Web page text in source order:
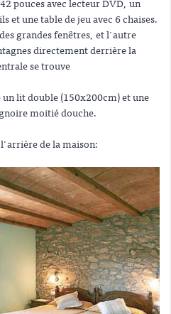
et une table de jeu avec 6 chaises.
grandes fenêtres, et l'autre
directement derrière la
se trouve
un lit double (150x200cm) et une
moitié douche.
de la maison: